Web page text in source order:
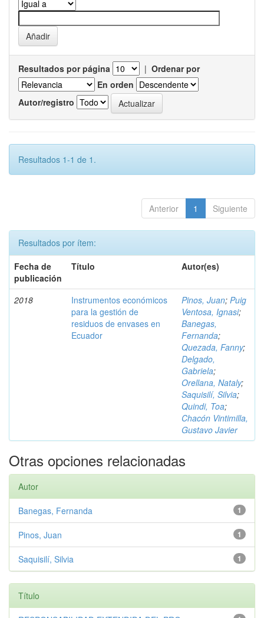
Resultados por página | Ordenar por
En orden
Autor/registro
Resultados 1-1 de 1.
Anterior 1 Siguiente
Resultados por ítem:
Fecha de
publicación
Título Autor(es)
2018
Instrumentos económicos
para la gestión de
residuos de envases en
Ecuador
Pinos, Juan; Puig
Ventosa, Ignasi;
Banegas,
Fernanda;
Quezada, Fanny;
Delgado,
Gabriela;
Orellana, Nataly;
Saquisilí, Silvia;
Quindi, Toa;
Chacón Vintimilla,
Gustavo Javier
Otras opciones relacionadas
Autor
1
Banegas, Fernanda
1
Pinos, Juan
1
Saquisilí, Silvia
Título